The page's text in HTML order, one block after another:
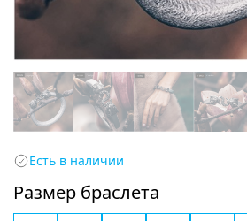
Есть в наличии
Размер браслета